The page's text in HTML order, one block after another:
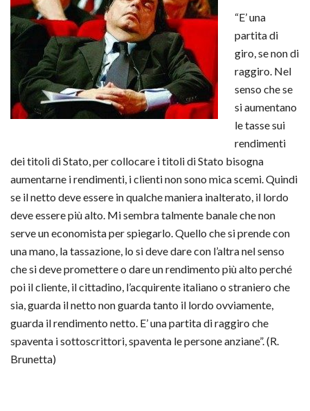
“E’ una
partita di
giro, se non di
raggiro. Nel
senso che se
si aumentano
le tasse sui
rendimenti
dei titoli di Stato, per collocare i titoli di Stato bisogna
aumentarne i rendimenti, i clienti non sono mica scemi. Quindi
se il netto deve essere in qualche maniera inalterato, il lordo
deve essere più alto. Mi sembra talmente banale che non
serve un economista per spiegarlo. Quello che si prende con
una mano, la tassazione, lo si deve dare con l’altra nel senso
che si deve promettere o dare un rendimento più alto perché
poi il cliente, il cittadino, l’acquirente italiano o straniero che
sia, guarda il netto non guarda tanto il lordo ovviamente,
guarda il rendimento netto. E’ una partita di raggiro che
spaventa i sottoscrittori, spaventa le persone anziane”. (R.
Brunetta)